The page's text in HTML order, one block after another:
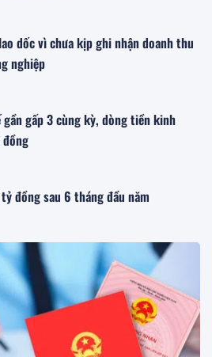
dốc vì chưa kịp ghi nhận doanh thu
nghiệp
gấp 3 cùng kỳ, dòng tiền kinh
tỷ đồng sau 6 tháng đầu năm